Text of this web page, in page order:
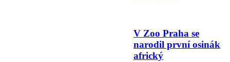
V Zoo Praha se
narodil první osinák
africký